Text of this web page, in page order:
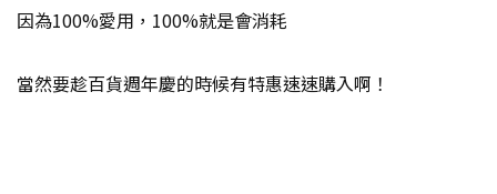
因為100%愛用，100%就是會消耗
當然要趁百貨週年慶的時候有特惠速速購入啊！